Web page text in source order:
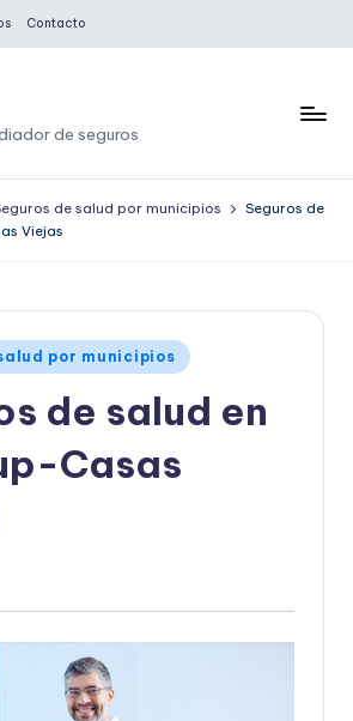
Contacto
de seguros
de salud por municipios
Seguros de
Viejas
por municipios
de salud en
Casas